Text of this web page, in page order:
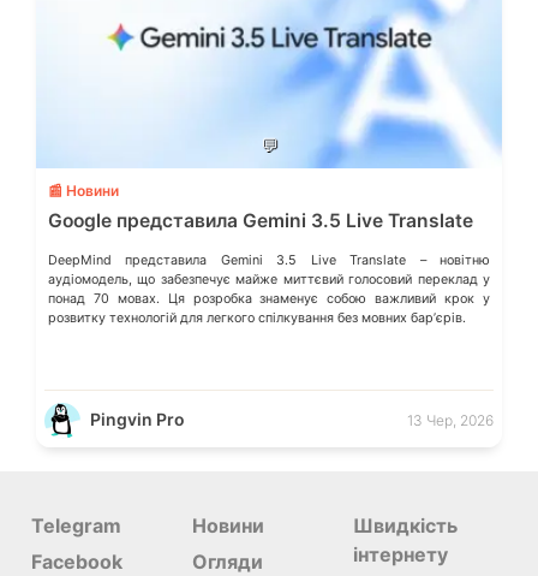
💬
📰 Новини
Google представила Gemini 3.5 Live Translate
DeepMind представила Gemini 3.5 Live Translate – новітню
аудіомодель, що забезпечує майже миттєвий голосовий переклад у
понад 70 мовах. Ця розробка знаменує собою важливий крок у
розвитку технологій для легкого спілкування без мовних барʼєрів.
Pingvin Pro 13 Чер, 2026
Telegram
Facebook
Новини
Огляди
Швидкість
інтернету